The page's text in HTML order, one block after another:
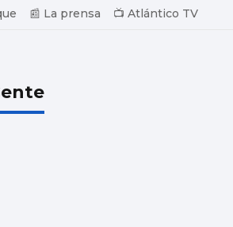
📰 La prensa 📺 Atlántico TV